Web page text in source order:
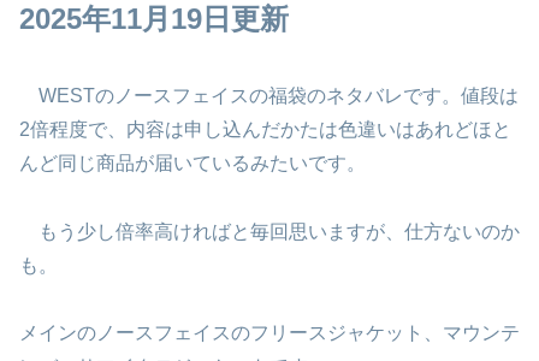
2025年11月19日更新
WESTのノースフェイスの福袋のネタバレです。値段は
2倍程度で、内容は申し込んだかたは色違いはあれどほと
んど同じ商品が届いているみたいです。
もう少し倍率高ければと毎回思いますが、仕方ないのか
も。
メインのノースフェイスのフリースジャケット、マウンテ